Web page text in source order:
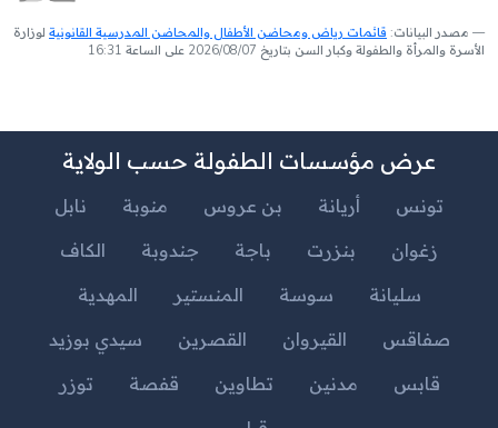
مصدر البيانات: قائمات رياض ومحاضن الأطفال والمحاضن المدرسية القانونية لوزارة
الأسرة والمرأة والطفولة وكبار السن بتاريخ 2026/08/07 على الساعة 16:31
عرض مؤسسات الطفولة حسب الولاية
تونس أريانة بن عروس منوبة
نابل
زغوان
بنزرت باجة جندوبة
الكاف
سليانة
سوسة المنستير
المهدية
صفاقس
القيروان القصرين
سيدي بوزيد
قابس
مدنين تطاوين قفصة
توزر